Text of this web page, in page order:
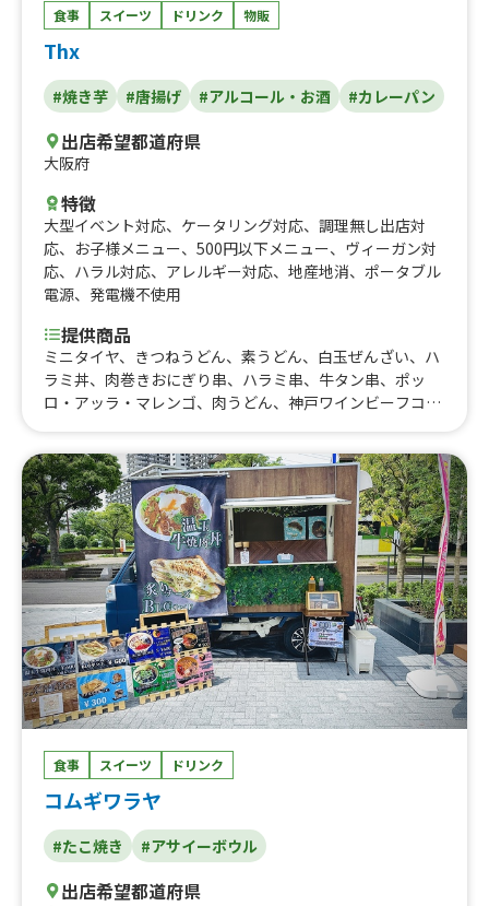
食事 スイーツ ドリンク 物販
Thx
#焼き芋 #唐揚げ #アルコール・お酒 #カレーパン
出店希望都道府県
大阪府
特徴
大型イベント対応、 ケータリング対応、 調理無し出店対
応、 お子様メニュー、 500円以下メニュー、 ヴィーガン対
応、 ハラル対応、 アレルギー対応、 地産地消、 ポータブル
電源、 発電機不使用
提供商品
ミニタイヤ、きつねうどん、素うどん、白玉ぜんざい、ハ
ラミ丼、肉巻きおにぎり串、ハラミ串、牛タン串、ポッ
ロ・アッラ・マレンゴ、肉うどん、神戸ワインビーフコロ
フライドポテト(塩)、お弁当、黒唐揚げ、マシュマロ棒、
光る綿菓子、台湾風かき氷、ザクザクスパイシーチキン、
綿菓子、カクテル(ロング)、ワイン、ローストビーフ、フ
ランクフルト、ソースカツ丼、ポテから(小)、缶ビール、
ワンカップ(熱燗)、焼き芋、プルコギ丼、かき氷、果肉入
りかき氷、竜田揚げ、チュロス、ガパオライス、グリーン
カレー、フリフリポテト、ヤンニョムチキン、一口唐揚
げ、唐揚げ丼、唐揚げ(アゴだし)、ベーグル、クレープ、
コーヒー
食事 スイーツ ドリンク
コムギワラヤ
#たこ焼き #アサイーボウル
出店希望都道府県